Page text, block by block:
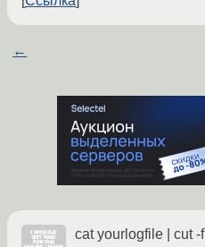
←
cat yourlogfile | cut -